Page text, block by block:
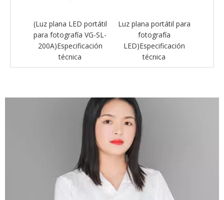
(Luz plana LED portátil
para fotografía VG-SL-
200A)Especificación
técnica
Luz plana portátil para
fotografía
LED)Especificación
técnica